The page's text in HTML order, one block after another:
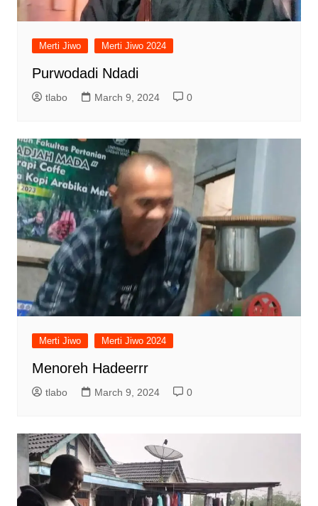
Merti Jiwo Merti Jiwo 2024
Purwodadi Ndadi
tlabo March 9, 2024 0
Merti Jiwo Merti Jiwo 2024
Menoreh Hadeerrr
tlabo March 9, 2024 0